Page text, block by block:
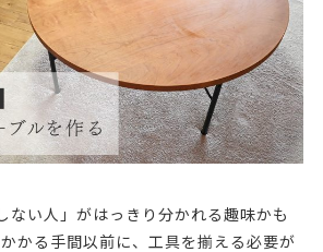
ない人」がはっきり分かれる趣味かも
かる手間以前に、工具を揃える必要が